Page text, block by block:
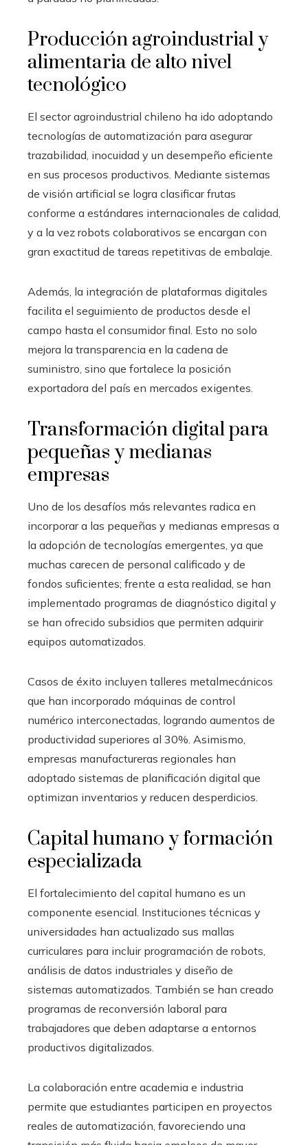
Producción agroindustrial y
alimentaria de alto nivel
tecnológico
El sector agroindustrial chileno ha ido adoptando
tecnologías de automatización para asegurar
trazabilidad, inocuidad y un desempeño eficiente
en sus procesos productivos. Mediante sistemas
de visión artificial se logra clasificar frutas
conforme a estándares internacionales de calidad,
y a la vez robots colaborativos se encargan con
gran exactitud de tareas repetitivas de embalaje.
Además, la integración de plataformas digitales
facilita el seguimiento de productos desde el
campo hasta el consumidor final. Esto no solo
mejora la transparencia en la cadena de
suministro, sino que fortalece la posición
exportadora del país en mercados exigentes.
Transformación digital para
pequeñas y medianas
empresas
Uno de los desafíos más relevantes radica en
incorporar a las pequeñas y medianas empresas a
la adopción de tecnologías emergentes, ya que
muchas carecen de personal calificado y de
fondos suficientes; frente a esta realidad, se han
implementado programas de diagnóstico digital y
se han ofrecido subsidios que permiten adquirir
equipos automatizados.
Casos de éxito incluyen talleres metalmecánicos
que han incorporado máquinas de control
numérico interconectadas, logrando aumentos de
productividad superiores al 30%. Asimismo,
empresas manufactureras regionales han
adoptado sistemas de planificación digital que
optimizan inventarios y reducen desperdicios.
Capital humano y formación
especializada
El fortalecimiento del capital humano es un
componente esencial. Instituciones técnicas y
universidades han actualizado sus mallas
curriculares para incluir programación de robots,
análisis de datos industriales y diseño de
sistemas automatizados. También se han creado
programas de reconversión laboral para
trabajadores que deben adaptarse a entornos
productivos digitalizados.
La colaboración entre academia e industria
permite que estudiantes participen en proyectos
reales de automatización, favoreciendo una